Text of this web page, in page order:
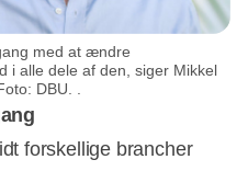
med at ændre
alle dele af den, siger Mikkel
DBU. .
forskellige brancher